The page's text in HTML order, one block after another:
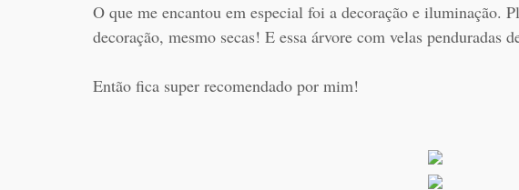
O que me encantou em especial foi a decoração e iluminação.
decoração, mesmo secas! E essa árvore com velas penduradas
Então fica super recomendado por mim!